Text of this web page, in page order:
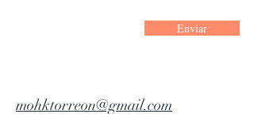
Enviar
mohktorreon@gmail.com